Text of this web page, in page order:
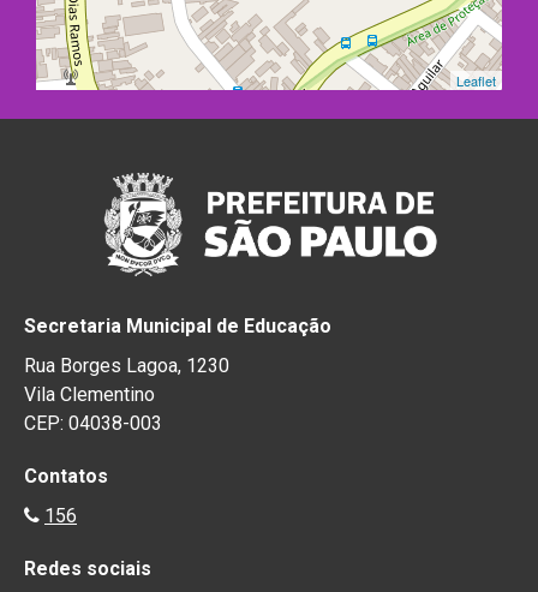
Leaflet
Secretaria Municipal de Educação
Rua Borges Lagoa, 1230
Vila Clementino
CEP: 04038-003
Contatos
156
Redes sociais